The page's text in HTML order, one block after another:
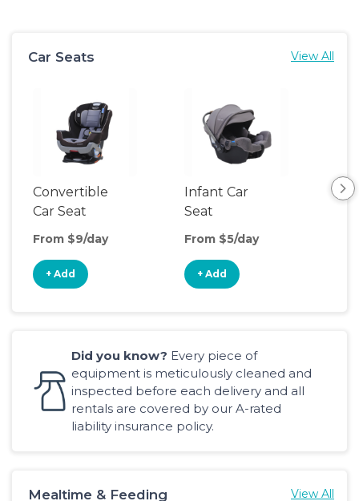
Car Seats View All
Convertible
Car Seat
From $9/day
+ Add
Infant Car
Seat
From $5/day
+ Add
Did you know? Every piece of
equipment is meticulously cleaned and
inspected before each delivery and all
rentals are covered by our A-rated
liability insurance policy.
Mealtime & Feeding View All